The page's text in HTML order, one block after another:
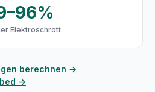
Elektroschrott
berechnen →
→